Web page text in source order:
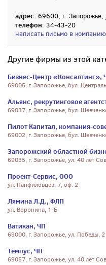
адрес: 69600, г.
телефон: 34-43-20
написать письмо в компанию
Другие фирмы из этой
Бизнес-Центр «Консалтинг»,
69005, г. Запорожье, бул.
Альянс, рекрутинговое
69037, г. Запорожье, бул.
Пилот Капитал, компания-
69002, г. Запорожье, бул.
Запорожский областной
69035, г. Запорожье, ул. 40 лет
Проект-Сервис, ООО
ул. Панфиловцев, 7, оф. 2
Лямина Л.Д., ФЛП
ул. Воронина, 1-Б
Ватикан, ЧП
69000, г. Запорожье, ул. Победы, 2
Темпус, ЧП
69057, г. Запорожье, ул. 40 лет